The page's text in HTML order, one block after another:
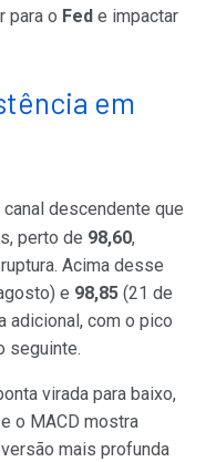
para o Fed e impactar
em
descendente que
perto de 98,60,
Acima desse
e 98,85 (21 de
adicional, com o pico
seguinte.
virada para baixo,
o MACD mostra
mais profunda